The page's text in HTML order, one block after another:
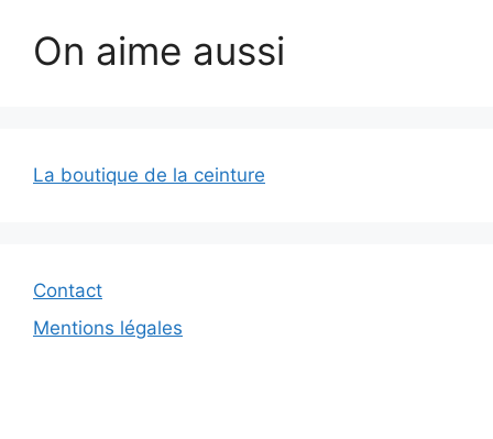
On aime aussi
La boutique de la ceinture
Contact
Mentions légales